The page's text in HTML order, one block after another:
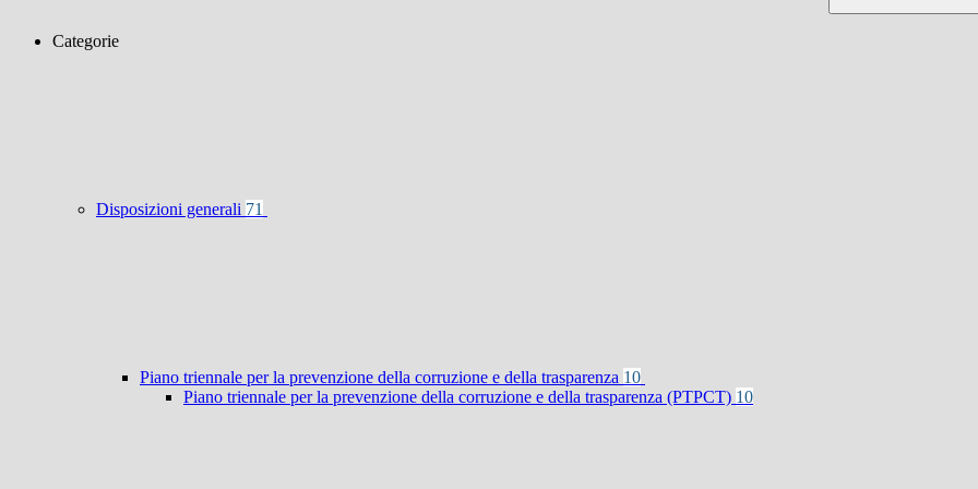
Categorie
Disposizioni generali 71
Piano triennale per la prevenzione della corruzione e della trasparenza 10
Piano triennale per la prevenzione della corruzione e della trasparenza (PTPCT) 10